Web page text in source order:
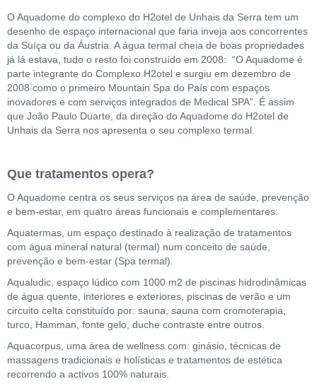
O Aquadome do complexo do H2otel de Unhais da Serra tem um
desenho de espaço internacional que faria inveja aos concorrentes
da Suíça ou da Áustria. A água termal cheia de boas propriedades
já lá estava, tudo o resto foi construído em 2008: “O Aquadome é
parte integrante do Complexo H2otel e surgiu em dezembro de
2008 como o primeiro Mountain Spa do País com espaços
inovadores e com serviços integrados de Medical SPA”. É assim
que João Paulo Duarte, da direção do Aquadome do H2otel de
Unhais da Serra nos apresenta o seu complexo termal.
Que tratamentos opera?
O Aquadome centra os seus serviços na área de saúde, prevenção
e bem-estar, em quatro áreas funcionais e complementares:
Aquatermas, um espaço destinado à realização de tratamentos
com água mineral natural (termal) num conceito de saúde,
prevenção e bem-estar (Spa termal).
Aqualudic, espaço lúdico com 1000 m2 de piscinas hidrodinâmicas
de água quente, interiores e exteriores, piscinas de verão e um
circuito celta constituído por: sauna, sauna com cromoterapia,
turco, Hamman, fonte gelo, duche contraste entre outros.
Aquacorpus, uma área de wellness com: ginásio, técnicas de
massagens tradicionais e holísticas e tratamentos de estética
recorrendo a activos 100% naturais.